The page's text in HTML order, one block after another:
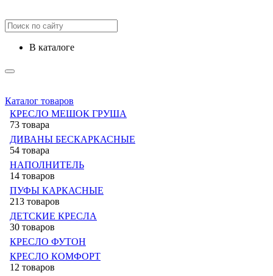
в каталоге
Каталог товаров
КРЕСЛО МЕШОК ГРУША
73 товара
ДИВАНЫ БЕСКАРКАСНЫЕ
54 товара
НАПОЛНИТЕЛЬ
14 товаров
ПУФЫ КАРКАСНЫЕ
213 товаров
ДЕТСКИЕ КРЕСЛА
30 товаров
КРЕСЛО ФУТОН
КРЕСЛО КОМФОРТ
12 товаров